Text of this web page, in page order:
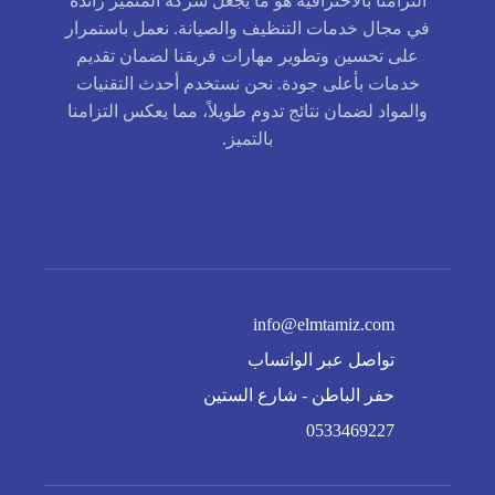
في مجال خدمات التنظيف والصيانة. نعمل باستمرار
على تحسين وتطوير مهارات فريقنا لضمان تقديم
خدمات بأعلى جودة. نحن نستخدم أحدث التقنيات
والمواد لضمان نتائج تدوم طويلاً، مما يعكس التزامنا
بالتميز.
info@elmtamiz.com
تواصل عبر الواتساب
حفر الباطن - شارع الستين
0533469227